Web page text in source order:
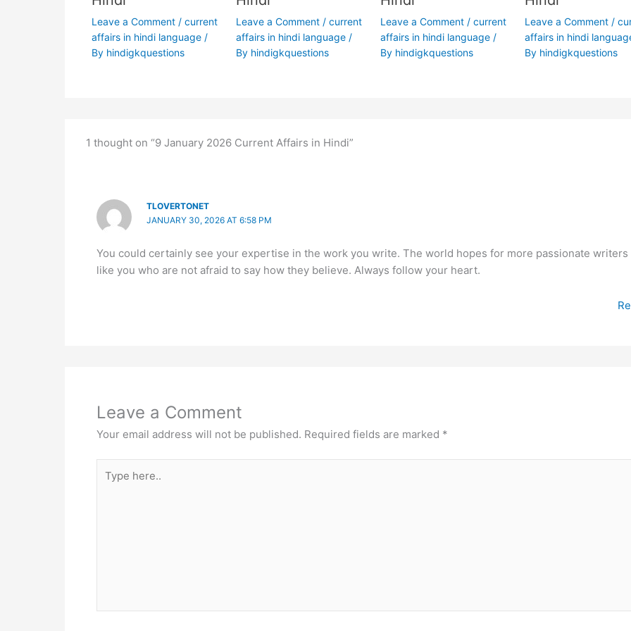
Leave a Comment / current
affairs in hindi language/
By hindigkquestions
Leave a Comment / current
affairs in hindi language/
By hindigkquestions
Leave a Comment / current
affairs in hindi language/
By hindigkquestions
Leave a Comment /
affairs in hindi
By hindigkquestions
1 thought on “9 January 2026 Current Affairs in Hindi”
TLOVERTONET
JANUARY 30, 2026 AT 6:58 PM
You could certainly see your expertise in the work you write. The world hopes for more passionate writers
like you who are not afraid to say how they believe. Always follow your heart.
Leave a Comment
Your email address will not be published. Required fields are marked *
here..